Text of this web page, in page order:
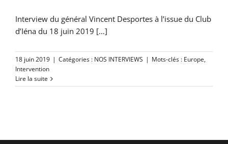
Interview du général Vincent Desportes à l’issue du Club
d’Iéna du 18 juin 2019 […]
18 juin 2019 | Catégories : NOS INTERVIEWS | Mots-clés : Europe,
Intervention
Lire la suite